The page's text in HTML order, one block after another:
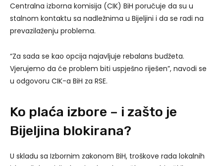
Centralna izborna komisija (CIK) BiH poručuje da su u
stalnom kontaktu sa nadležnima u Bijeljini i da se radi na
prevazilaženju problema.
“Za sada se kao opcija najavljuje rebalans budžeta.
Vjerujemo da će problem biti uspješno riješen”, navodi se
u odgovoru CIK-a BiH za RSE.
Ko plaća izbore – i zašto je
Bijeljina blokirana?
U skladu sa Izbornim zakonom BiH, troškove rada lokalnih